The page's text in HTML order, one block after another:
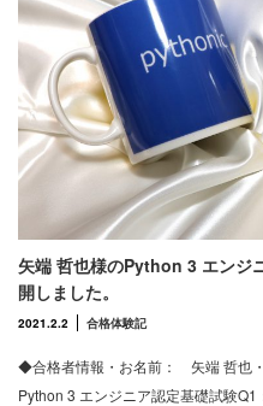
矢端 哲也様のPython 3 エンジ
開しました。
2021.2.2 合格体験記
◆合格者情報・お名前： 矢端 哲也
Python 3 エンジニア認定基礎試験